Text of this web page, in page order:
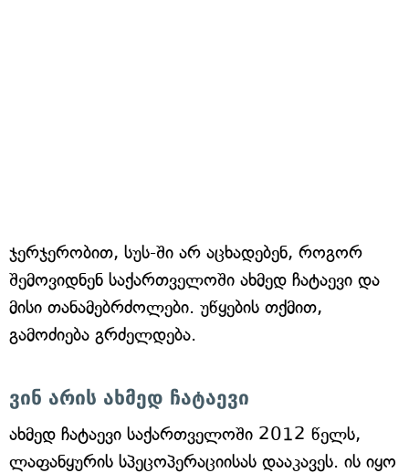
ჯერჯერობით, სუს-ში არ აცხადებენ, როგორ
შემოვიდნენ საქართველოში ახმედ ჩატაევი და
მისი თანამებრძოლები. უწყების თქმით,
გამოძიება გრძელდება.
ვინ არის ახმედ ჩატაევი
ახმედ ჩატაევი საქართველოში 2012 წელს,
ლაფანყურის სპეცოპერაციისას დააკავეს. ის იყო